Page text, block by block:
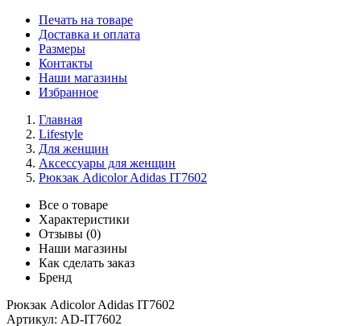
Печать на товаре
Доставка и оплата
Размеры
Контакты
Наши магазины
Избранное
Главная
Lifestyle
Для женщин
Аксессуары для женщин
Рюкзак Adicolor Adidas IT7602
Все о товаре
Характеристики
Отзывы (0)
Наши магазины
Как сделать заказ
Бренд
Рюкзак Adicolor Adidas IT7602
Артикул: AD-IT7602